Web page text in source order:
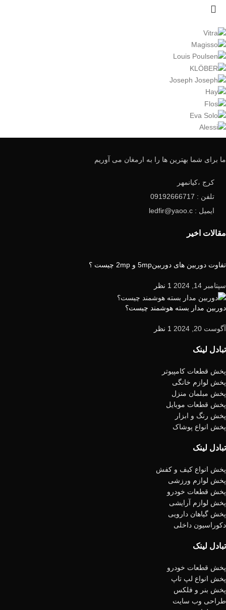
ما برای شما بهترین ها را به ارمغان می آوریم
کرج ،کیانمهر
تلفن : 09192666717
ایمیل : ledfir@yaoo.c
مقالات اخیر
تفاوت دوربین های دوربین5mp و 2mp چیست ؟
سپتامبر 14, 2024 1 نظر
دوربین مدار بسته هوشمند چیست؟
آگوست 20, 2024 1 نظر
تبادل لینک
پخش قطعات کامپیوتر
پخش لوازم خانگی
پخش مبلمان منزل
پخش قطعات موبایل
پخش رنگ و ابزار
پخش انواع پوشاک
تبادل لینک
پخش انواع کیف و کفش
پخش لوازم ورزشی
پخش قطعات خودرو
پخش لوازم آرایشی
پخش گیاهان دارویی
دکوراسیون داخلی
تبادل لینک
پخش قطعات خودرو
پخش انواع لپ تاپ
پخش بنر و فلکس
طراحی وب سایت